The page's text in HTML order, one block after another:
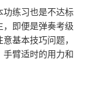
功练习也是不达标
即便是弹奏考级
基本技巧问题，
臂适时的用力和